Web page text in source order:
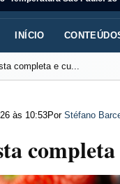
INÍCIO
completa e cu...
às 10:53Por Stéfano
completa